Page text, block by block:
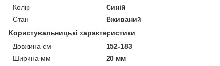
Колір
Синій
Стан
Вживаний
Користувальницькі характеристики
Довжина см
152-183
Ширина мм
20 мм